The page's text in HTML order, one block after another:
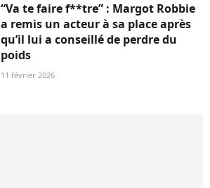
“Va te faire f**tre” : Margot Robbie
a remis un acteur à sa place après
qu’il lui a conseillé de perdre du
poids
11 février 2026